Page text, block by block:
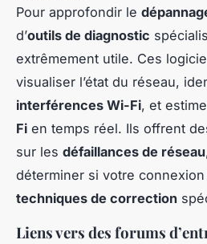
Pour approfondir le
d’outils de diagnostic
extrêmement utile. Ces
visualiser l’état du réseau,
interférences Wi-Fi, et
Fi en temps réel. Ils offrent
sur les défaillances de réseau
déterminer si votre
techniques de correction
Liens vers des forums